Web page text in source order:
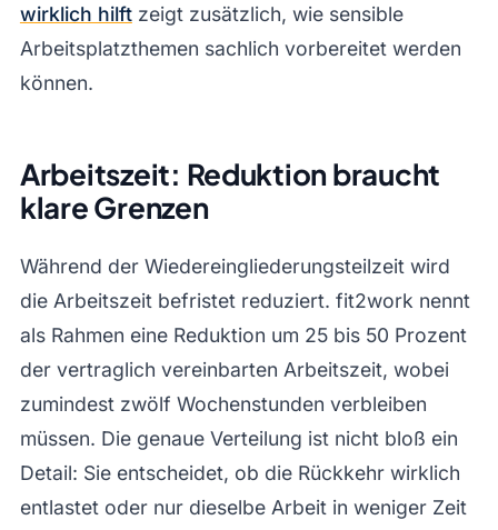
wirklich hilftzeigt zusätzlich, wie sensible
Arbeitsplatzthemen sachlich vorbereitet werden
können.
Arbeitszeit: Reduktion braucht
klare Grenzen
Während der Wiedereingliederungsteilzeit wird
die Arbeitszeit befristet reduziert. fit2work nennt
als Rahmen eine Reduktion um 25 bis 50 Prozent
der vertraglich vereinbarten Arbeitszeit, wobei
zumindest zwölf Wochenstunden verbleiben
müssen. Die genaue Verteilung ist nicht bloß ein
Detail: Sie entscheidet, ob die Rückkehr wirklich
entlastet oder nur dieselbe Arbeit in weniger Zeit